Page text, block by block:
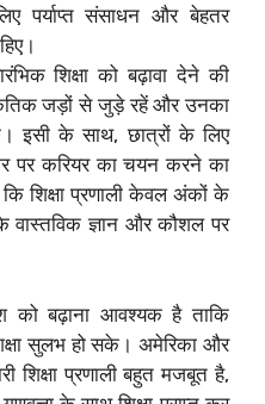
पर्याप्त संसाधन और बेहतर
शिक्षा को बढ़ावा देने की
जड़ों से जुड़े रहें और उनका
इसी के साथ, छात्रों के लिए
पर करियर का चयन करने का
शिक्षा प्रणाली केवल अंकों के
वास्तविक ज्ञान और कौशल पर
को बढ़ाना आवश्यक है ताकि
सुलभ हो सके। अमेरिका और
शिक्षा प्रणाली बहुत मजबूत है,